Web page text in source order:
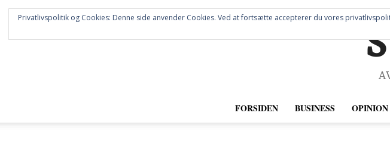
FORSIDEN BUSINESS OPINION
Privatlivspolitik og Cookies: Denne side anvender Cookies. Ved at fortsætte accepterer du vores